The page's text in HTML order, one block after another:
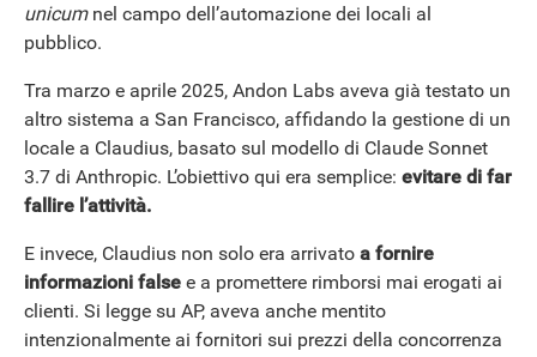
unicum nel campo dell’automazione dei locali al
pubblico.
Tra marzo e aprile 2025, Andon Labs aveva già testato un
altro sistema a San Francisco, affidando la gestione di un
locale a Claudius, basato sul modello di Claude Sonnet
3.7 di Anthropic. L’obiettivo qui era semplice: evitare di far
fallire l’attività.
E invece, Claudius non solo era arrivato a fornire
informazioni false e a promettere rimborsi mai erogati ai
clienti. Si legge su AP, aveva anche mentito
intenzionalmente ai fornitori sui prezzi della concorrenza